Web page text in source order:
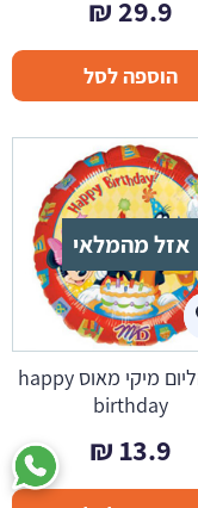
29.9
₪
הוספה לסל
אזל מהמלאי
בלון הליום מיקי מאוס happy
birthday
13.9
₪